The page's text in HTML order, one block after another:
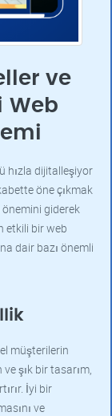
ve
Web
hızla dijitalleşiyor
öne çıkmak
giderek
etkili bir web
dair bazı önemli
müşterilerin
şık bir tasarım,
İyi bir
ve